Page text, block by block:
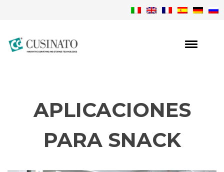
APLICACIONES
PARA SNACK